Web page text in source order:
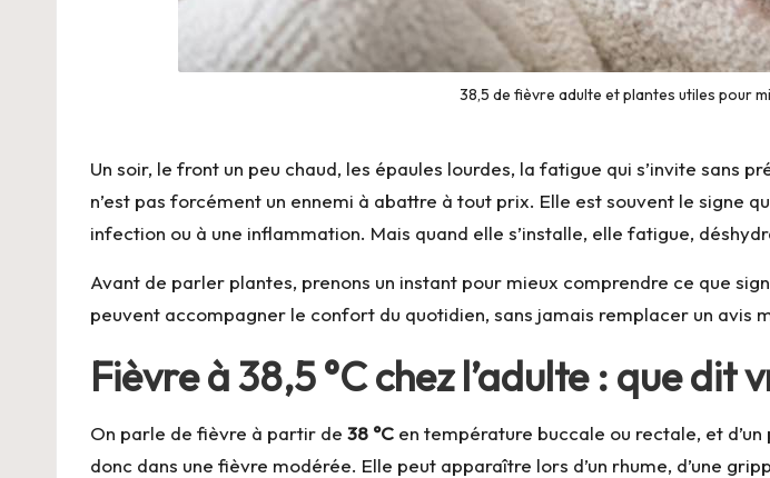
38,5 de fièvre adulte et plantes utiles pour
Un soir, le front un peu chaud, les épaules lourdes, la fatigue qui s’invite sans
n’est pas forcément un ennemi à abattre à tout prix. Elle est souvent le signe
infection ou à une inflammation. Mais quand elle s’installe, elle fatigue,
Avant de parler plantes, prenons un instant pour mieux comprendre ce que
peuvent accompagner le confort du quotidien, sans jamais remplacer un avis
Fièvre à 38,5 °C chez l’adulte : que
On parle de fièvre à partir de 38 °C en température buccale ou rectale, et
donc dans une fièvre modérée. Elle peut apparaître lors d’un rhume, d’une